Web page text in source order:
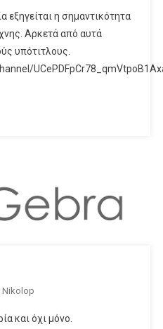
εξηγείται η σημαντικότητα
Αρκετά από αυτά
υπότιτλους.
Nikolop
και όχι μόνο.